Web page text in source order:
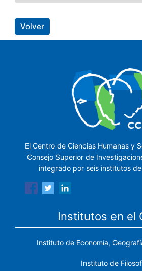
Volver
El Centro de Ciencias Humanas y
Consejo Superior de
integrado por seis institutos
Institutos en el
Instituto de Economía,
Instituto de